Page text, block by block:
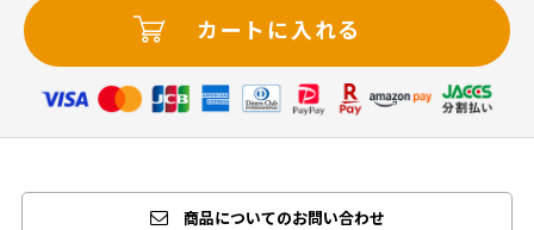
カートに入れる
商品についてのお問い合わせ